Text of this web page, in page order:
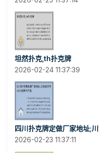
坦然扑克,th扑克牌
2026-02-24 11:37:39
四川扑克牌定做厂家地址;
2026-02-23 11:37:11